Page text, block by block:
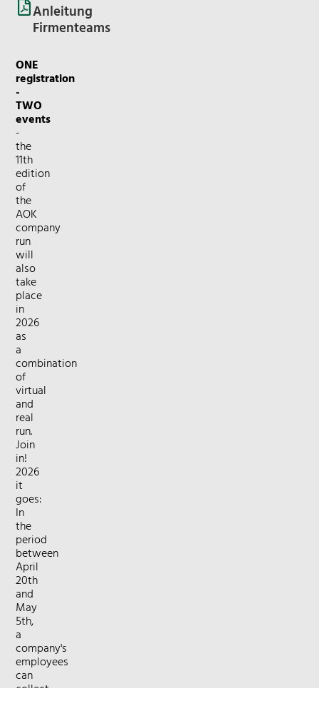
Anleitung
Firmenteams
ONE
registration
-
TWO
events
-
the
11th
edition
of
the
AOK
company
run
will
also
take
place
in
2026
as
a
combination
of
virtual
and
real
run.
Join
in!
2026
it
goes:
In
the
period
between
April
20th
and
May
5th,
a
company's
employees
can
collect